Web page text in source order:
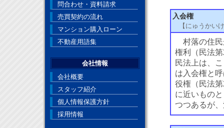
入会権
【にゅうかい
村落の住民
権利（民法
民法上は、
は入会権と
役権（民法
に近いもの
つつあるが
問合わせ・資料請求
売買契約の流れ
マンション購入ローン
不動産用語集
会社情報
会社概要
スタッフ紹介
個人情報保護方針
採用情報